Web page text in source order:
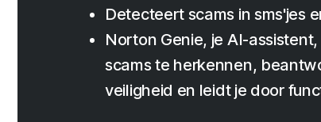
Detecteert scams in sms'jes
Norton Genie, je AI-
scams te herkennen,
veiligheid en leidt je door